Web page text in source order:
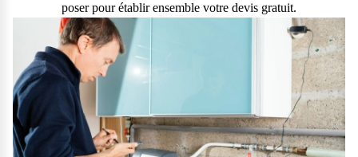
poser pour établir ensemble votre devis gratuit.